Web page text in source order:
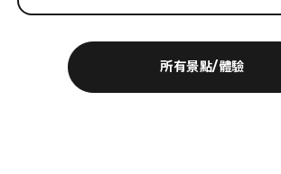
所有景點/體驗